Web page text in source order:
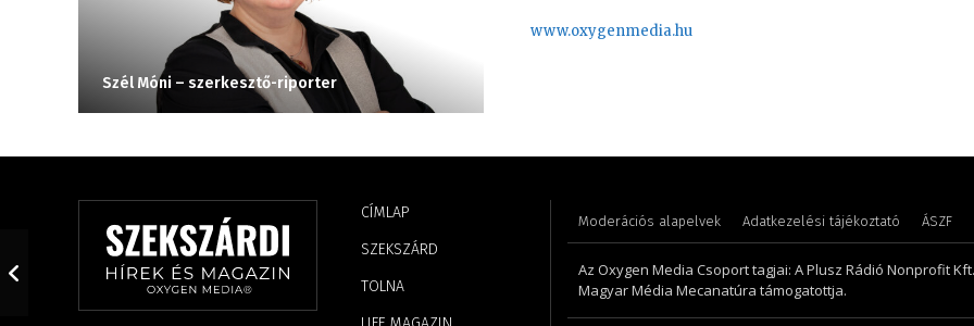
Szél Móni – szerkesztő-riporter
www.oxygenmedia.hu
CÍMLAP
SZEKSZÁRD
TOLNA
Moderációs alapelvek Adatkezelési tájékoztató ÁSZF
Az Oxygen Media Csoport tagjai: A Plusz Rádió Nonprofit
Magyar Média Mecanatúra támogatottja.